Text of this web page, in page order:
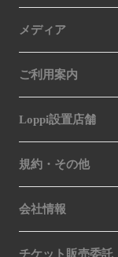
メディア
ご利用案内
Loppi設置店舗
規約・その他
会社情報
チケット販売委託